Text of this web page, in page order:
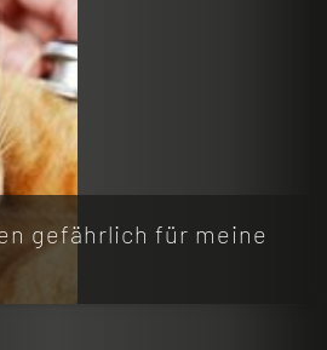
gefährlich für meine